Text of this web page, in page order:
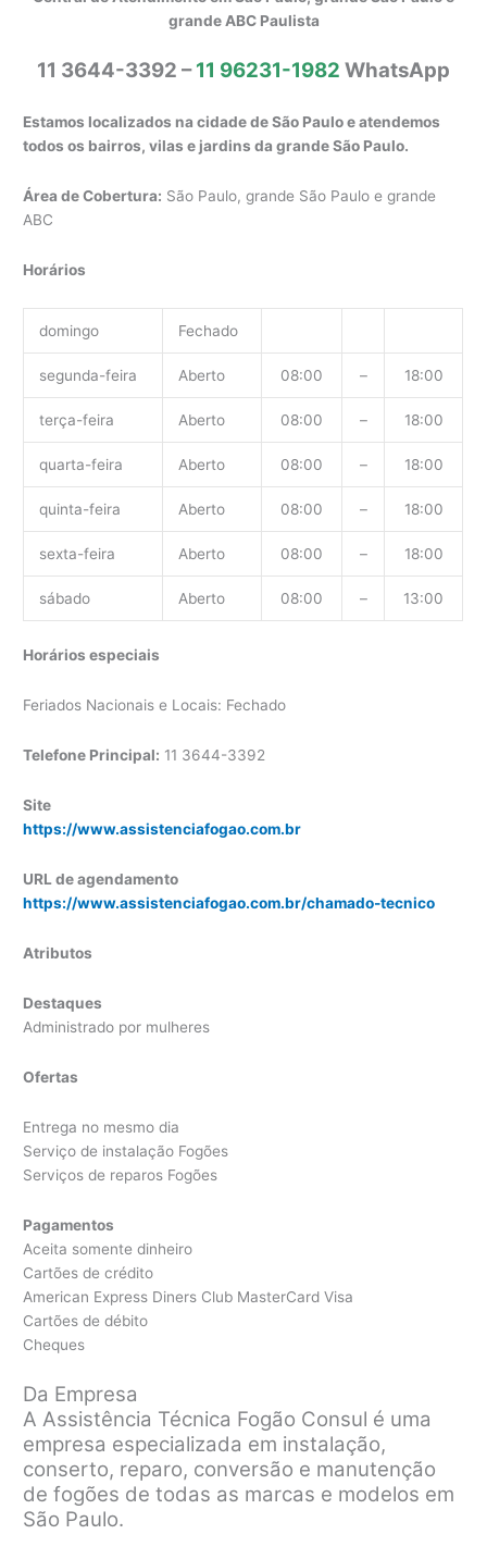
grande ABC Paulista
11 3644-3392 –11 96231-1982 WhatsApp
Estamos localizados na cidade de São Paulo e atendemos
todos os bairros, vilas e jardins da grande São Paulo.
Área de Cobertura: São Paulo, grande São Paulo e grande
ABC
Horários
domingo Fechado
segunda-feira Aberto 08:00 – 18:00
terça-feira Aberto 08:00 – 18:00
quarta-feira Aberto 08:00 – 18:00
quinta-feira Aberto 08:00 – 18:00
sexta-feira Aberto 08:00 – 18:00
sábado Aberto 08:00 – 13:00
Horários especiais
Feriados Nacionais e Locais: Fechado
Telefone Principal: 11 3644-3392
Site
https://www.assistenciafogao.com.br
URL de agendamento
https://www.assistenciafogao.com.br/chamado-tecnico
Atributos
Destaques
Administrado por mulheres
Ofertas
Entrega no mesmo dia
Serviço de instalação Fogões
Serviços de reparos Fogões
Pagamentos
Aceita somente dinheiro
Cartões de crédito
American Express Diners Club MasterCard Visa
Cartões de débito
Cheques
Da Empresa
A Assistência Técnica Fogão Consul é uma
empresa especializada em instalação,
conserto, reparo, conversão e manutenção
de fogões de todas as marcas e modelos em
São Paulo.